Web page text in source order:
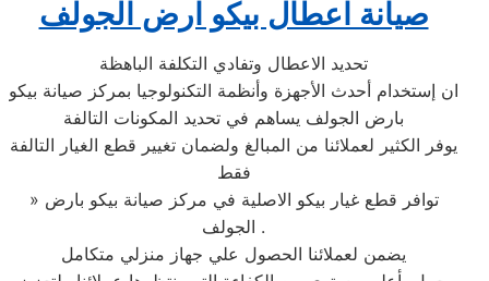
صيانة اعطال بيكو ارض الجولف
تحديد الاعطال وتفادي التكلفة الباهظة
ان إستخدام أحدث الأجهزة وأنظمة التكنولوجيا بمركز صيانة بيكو
بارض الجولف يساهم في تحديد المكونات التالفة
يوفر الكثير لعملائنا من المبالغ ولضمان تغيير قطع الغيار التالفة
فقط
» توافر قطع غيار بيكو الاصلية في مركز صيانة بيكو بارض
الجولف .
يضمن لعملائنا الحصول علي جهاز منزلي متكامل